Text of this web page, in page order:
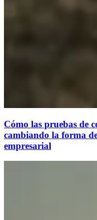
Cómo las pruebas de
cambiando la forma
empresarial